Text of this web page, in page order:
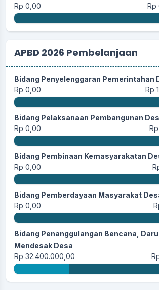
Rp 0,00
Rp
APBD 2026 Pembelanjaan
Bidang Penyelenggaran Pemerintahan
Rp 0,00
Rp
Bidang Pelaksanaan Pembangunan
Rp 0,00
Bidang Pembinaan Kemasyarakatan
Rp 0,00
Bidang Pemberdayaan Masyarakat
Rp 0,00
Bidang Penanggulangan Bencana,
Mendesak Desa
Rp 32.400.000,00